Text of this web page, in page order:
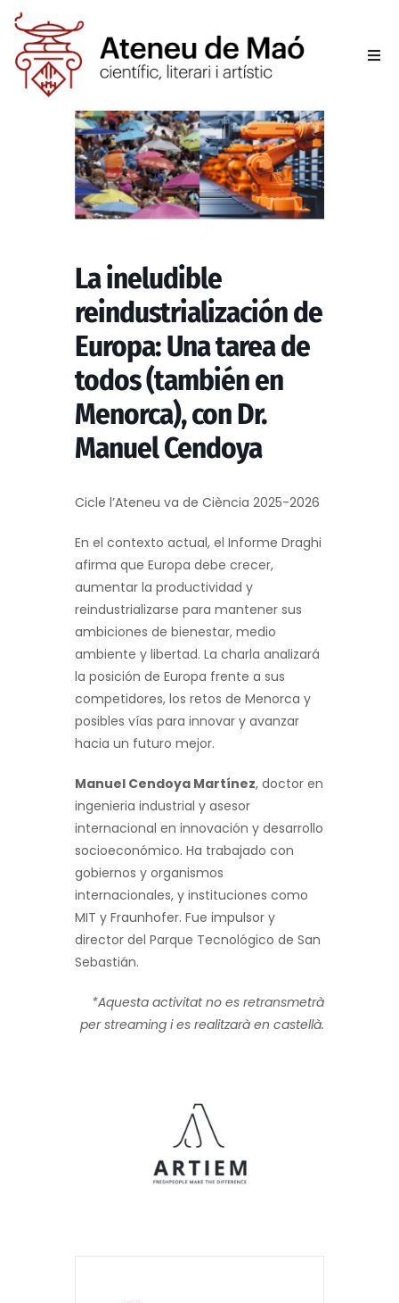
La ineludible
reindustrialización de
Europa: Una tarea de
todos (también en
Menorca), con Dr.
Manuel Cendoya
Cicle l’Ateneu va de Ciència 2025-2026
En el contexto actual, el Informe Draghi
afirma que Europa debe crecer,
aumentar la productividad y
reindustrializarse para mantener sus
ambiciones de bienestar, medio
ambiente y libertad. La charla analizará
la posición de Europa frente a sus
competidores, los retos de Menorca y
posibles vías para innovar y avanzar
hacia un futuro mejor.
Manuel Cendoya Martínez, doctor en
ingenieria industrial y asesor
internacional en innovación y desarrollo
socioeconómico. Ha trabajado con
gobiernos y organismos
internacionales, y instituciones como
MIT y Fraunhofer. Fue impulsor y
director del Parque Tecnológico de San
Sebastián.
*Aquesta activitat no es retransmetrà
per streaming i es realitzarà en castellà.